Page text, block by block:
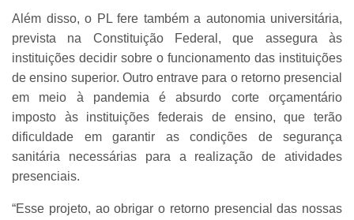
Além disso, o PL fere também a autonomia universitária,
prevista na Constituição Federal, que assegura às
instituições decidir sobre o funcionamento das instituições
de ensino superior. Outro entrave para o retorno presencial
em meio à pandemia é absurdo corte orçamentário
imposto às instituições federais de ensino, que terão
dificuldade em garantir as condições de segurança
sanitária necessárias para a realização de atividades
presenciais.
“Esse projeto, ao obrigar o retorno presencial das nossas